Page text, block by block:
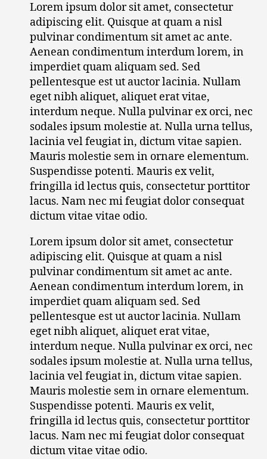
Lorem ipsum dolor sit amet, consectetur
adipiscing elit. Quisque at quam a nisl
pulvinar condimentum sit amet ac ante.
Aenean condimentum interdum lorem, in
imperdiet quam aliquam sed. Sed
pellentesque est ut auctor lacinia. Nullam
eget nibh aliquet, aliquet erat vitae,
interdum neque. Nulla pulvinar ex orci, nec
sodales ipsum molestie at. Nulla urna tellus,
lacinia vel feugiat in, dictum vitae sapien.
Mauris molestie sem in ornare elementum.
Suspendisse potenti. Mauris ex velit,
fringilla id lectus quis, consectetur porttitor
lacus. Nam nec mi feugiat dolor consequat
dictum vitae vitae odio.
Lorem ipsum dolor sit amet, consectetur
adipiscing elit. Quisque at quam a nisl
pulvinar condimentum sit amet ac ante.
Aenean condimentum interdum lorem, in
imperdiet quam aliquam sed. Sed
pellentesque est ut auctor lacinia. Nullam
eget nibh aliquet, aliquet erat vitae,
interdum neque. Nulla pulvinar ex orci, nec
sodales ipsum molestie at. Nulla urna tellus,
lacinia vel feugiat in, dictum vitae sapien.
Mauris molestie sem in ornare elementum.
Suspendisse potenti. Mauris ex velit,
fringilla id lectus quis, consectetur porttitor
lacus. Nam nec mi feugiat dolor consequat
dictum vitae vitae odio.